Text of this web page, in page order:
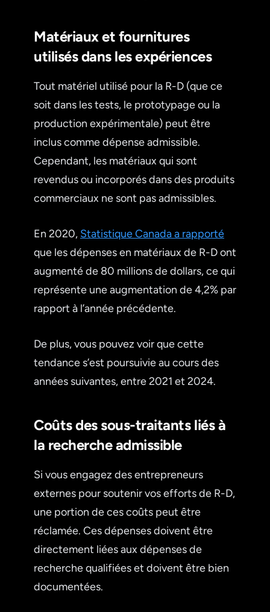
Matériaux et fournitures
utilisés dans les expériences
Tout matériel utilisé pour la R-D (que ce
soit dans les tests, le prototypage ou la
production expérimentale) peut être
inclus comme dépense admissible.
Cependant, les matériaux qui sont
revendus ou incorporés dans des produits
commerciaux ne sont pas admissibles.
En 2020, Statistique Canada a rapporté
que les dépenses en matériaux de R-D ont
augmenté de 80 millions de dollars, ce qui
représente une augmentation de 4,2% par
rapport à l’année précédente.
De plus, vous pouvez voir que cette
tendance s’est poursuivie au cours des
années suivantes, entre 2021 et 2024.
Coûts des sous-traitants liés à
la recherche admissible
Si vous engagez des entrepreneurs
externes pour soutenir vos efforts de R-D,
une portion de ces coûts peut être
réclamée. Ces dépenses doivent être
directement liées aux dépenses de
recherche qualifiées et doivent être bien
documentées.